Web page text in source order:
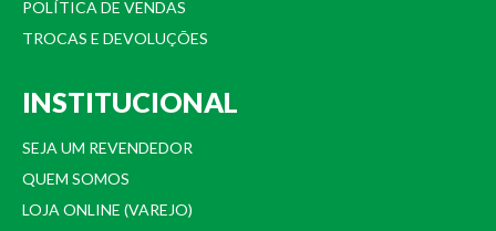
POLÍTICA DE VENDAS
TROCAS E DEVOLUÇÕES
INSTITUCIONAL
SEJA UM REVENDEDOR
QUEM SOMOS
LOJA ONLINE (VAREJO)